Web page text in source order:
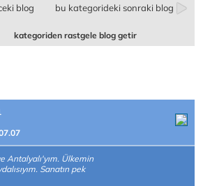
blog bu kategorideki sonraki blog
kategoriden rastgele blog getir
Antalyalı'yım. Ülkemin
Sanatın pek